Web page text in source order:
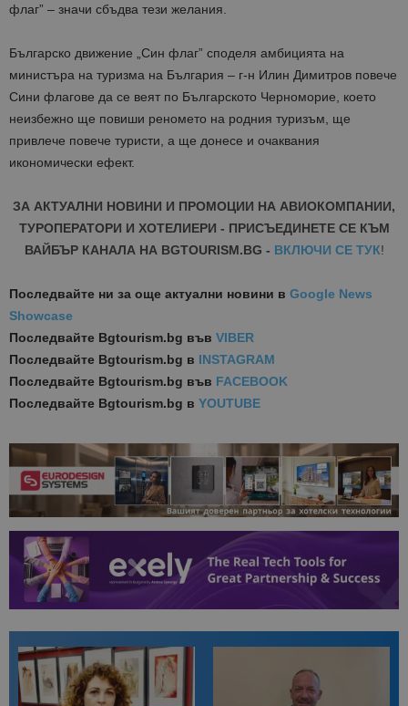
флаг” – значи сбъдва тези желания.
Българско движение „Син флаг” споделя амбицията на
министъра на туризма на България – г-н Илин Димитров повече
Сини флагове да се веят по Българското Черноморие, което
неизбежно ще повиши реномето на родния туризъм, ще
привлече повече туристи, а ще донесе и очаквания
икономически ефект.
ЗА АКТУАЛНИ НОВИНИ И ПРОМОЦИИ НА АВИОКОМПАНИИ,
ТУРОПЕРАТОРИ И ХОТЕЛИЕРИ - ПРИСЪЕДИНЕТЕ СЕ КЪМ
ВАЙБЪР КАНАЛА НА BGTOURISM.BG - ВКЛЮЧИ СЕ ТУК!
Последвайте ни за още актуални новини в Google News
Showcase
Последвайте Bgtourism.bg във VIBER
Последвайте Bgtourism.bg в INSTAGRAM
Последвайте Bgtourism.bg във FACEBOOK
Последвайте Bgtourism.bg в YOUTUBE